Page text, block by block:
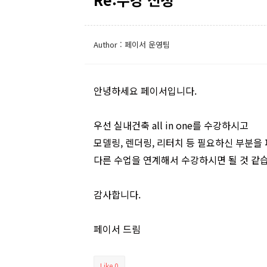
Author : 페이서 운영팀
안녕하세요 페이서입니다.
우선 실내건축 all in one를 수강하시고
모델링, 렌더링, 리터치 등 필요하신 부분을
다른 수업을 연계해서 수강하시면 될 것 같
감사합니다.
페이서 드림